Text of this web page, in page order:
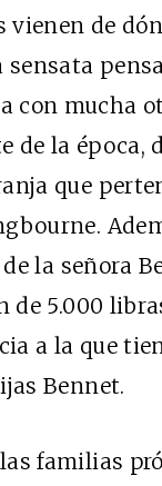
vienen de
sensata
con mucha
de la época,
que
la señora
de 5.000
a la que
Bennet.
familias